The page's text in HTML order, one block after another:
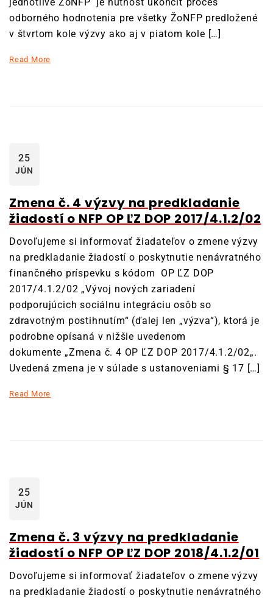
odborného hodnotenia pre všetky ŽoNFP predložené
v štvrtom kole výzvy ako aj v piatom kole […]
Read More
25
JÚN
Zmena č. 4 výzvy na predkladanie
žiadostí o NFP OP ĽZ DOP 2017/4.1.2/02
Dovoľujeme si informovať žiadateľov o zmene výzvy
na predkladanie žiadostí o poskytnutie nenávratného
finančného príspevku s kódom OP ĽZ DOP
2017/4.1.2/02 „Vývoj nových zariadení
podporujúcich sociálnu integráciu osôb so
zdravotným postihnutím“ (ďalej len „výzva“), ktorá je
podrobne opísaná v nižšie uvedenom
dokumente „Zmena č. 4 OP ĽZ DOP 2017/4.1.2/02„.
Uvedená zmena je v súlade s ustanoveniami § 17 […]
Read More
25
JÚN
Zmena č. 3 výzvy na predkladanie
žiadostí o NFP OP ĽZ DOP 2018/4.1.2/01
Dovoľujeme si informovať žiadateľov o zmene výzvy
na predkladanie žiadostí o poskytnutie nenávratného